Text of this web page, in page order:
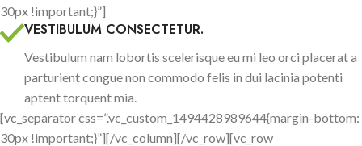
30px !important;}”]
VESTIBULUM CONSECTETUR.
Vestibulum nam lobortis scelerisque eu mi leo orci placerat a
parturient congue non commodo felis in dui lacinia potenti
aptent torquent mia.
[vc_separator css=”.vc_custom_1494428989644{margin-bottom:
30px !important;}”][/vc_column][/vc_row][vc_row